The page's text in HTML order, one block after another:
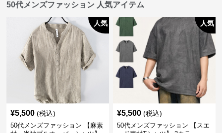
50代メンズファッション 人気アイテム
人気
¥5,500 (税込)
50代メンズファッション 【麻素
人気
¥5,500 (税込)
50代メンズファッション 【スエ